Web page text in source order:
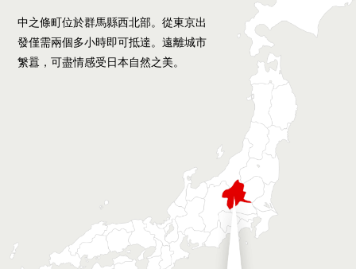
中之條町位於群馬縣西北部。從東京出
發僅需兩個多小時即可抵達。遠離城市
䌓囂，可盡情感受日本自然之美。